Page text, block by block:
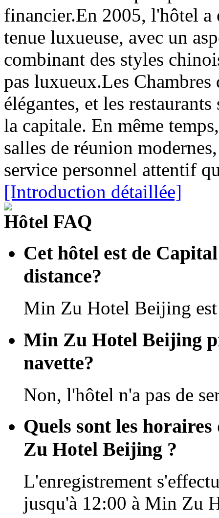
financier.En 2005, l'hôtel a
tenue luxueuse, avec un
combinant des styles
pas luxueux.Les
élégantes, et les
la capitale. En même
salles de réunion
service personnel attentif
[Introduction détaillée]
Hôtel FAQ
Cet hôtel est de
distance?
Min Zu Hotel Beijing
Min Zu Hotel Beijing
navette?
Non, l'hôtel n'a pas de
Quels sont les
Zu Hotel Beijing ?
L'enregistrement
jusqu'à 12:00 à Min Zu